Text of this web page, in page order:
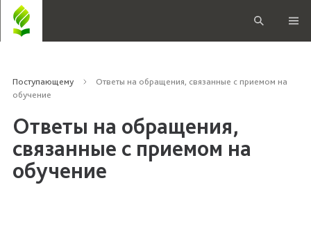
Поступающему
Ответы на обращения, связанные с приемом на
обучение
Ответы на обращения,
связанные с приемом на
обучение